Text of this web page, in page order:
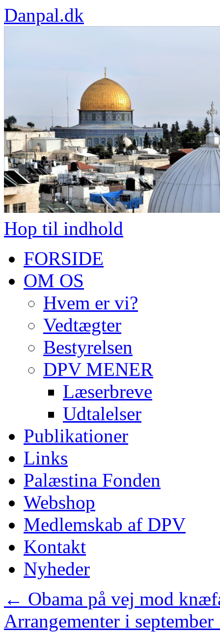
Danpal.dk
Hop til indhold
FORSIDE
OM OS
Hvem er vi?
Vedtægter
Bestyrelsen
DPV MENER
Læserbreve
Udtalelser
Publikationer
Links
Palæstina Fonden
Webshop
Medlemskab af DPV
Kontakt
Nyheder
← Obama på vej mod
Arrangementer i september